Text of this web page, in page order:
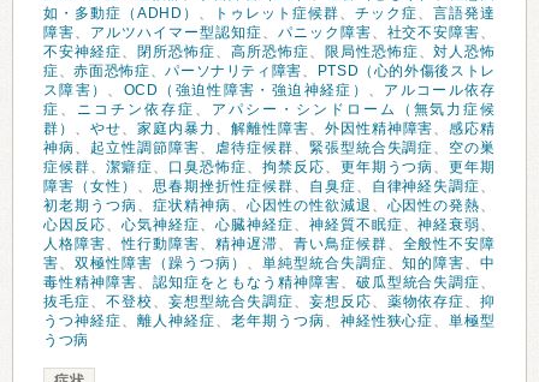
如・多動症（ADHD） 、 トゥレット症候群、チック症、言語発達
障害、 アルツハイマー型認知症、 パニック障害、 社交不安障害、
不安神経症、 閉所恐怖症、 高所恐怖症、 限局性恐怖症、対人恐怖
症、赤面恐怖症、パーソナリティ障害、
PTSD（心的外傷後ストレ
ス障害） 、 OCD（強迫性障害・強迫神経症） 、 アルコール依存
症 、 ニコチン依存症 、 アパシー・シンドローム（無気力症候
群） 、 やせ、 家庭内暴力 、 解離性障害、 外因性精神障害、感応精
神病、 起立性調節障害、 虐待症候群、 緊張型統合失調症、 空の巣
症候群、 潔癖症、 口臭恐怖症、 拘禁反応、 更年期うつ病、更年期
障害（女性） 、 思春期挫折性症候群、 自臭症、 自律神経失調症、
初老期うつ病、 症状精神病、 心因性の性欲減退 、 心因性の発熱、
心因反応、 心気神経症、 心臓神経症、 神経質不眠症、神経衰弱、
人格障害、性行動障害、 精神遅滞、 青い鳥症候群、 全般性不安障
害、 双極性障害（躁うつ病） 、 単純型統合失調症、知的障害、中
毒性精神障害、 認知症をともなう精神障害、 破瓜型統合失調症、
抜毛症、 不登校、 妄想型統合失調症、 妄想反応、 薬物依存症、抑
うつ神経症、 離人神経症、 老年期うつ病、 神経性狭心症、単極型
うつ病